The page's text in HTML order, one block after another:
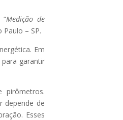
“Medição de
– SP.
Em
garantir
pirômetros.
depende de
Esses